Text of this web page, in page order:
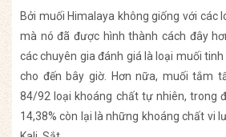
Bởi muối Himalaya không giống với các
mà nó đã được hình thành cách đây
các chuyên gia đánh giá là loại muối
cho đến bây giờ. Hơn nữa, muối tắm
84/92 loại khoáng chất tự nhiên, trong
14,38% còn lại là những khoáng chất vi